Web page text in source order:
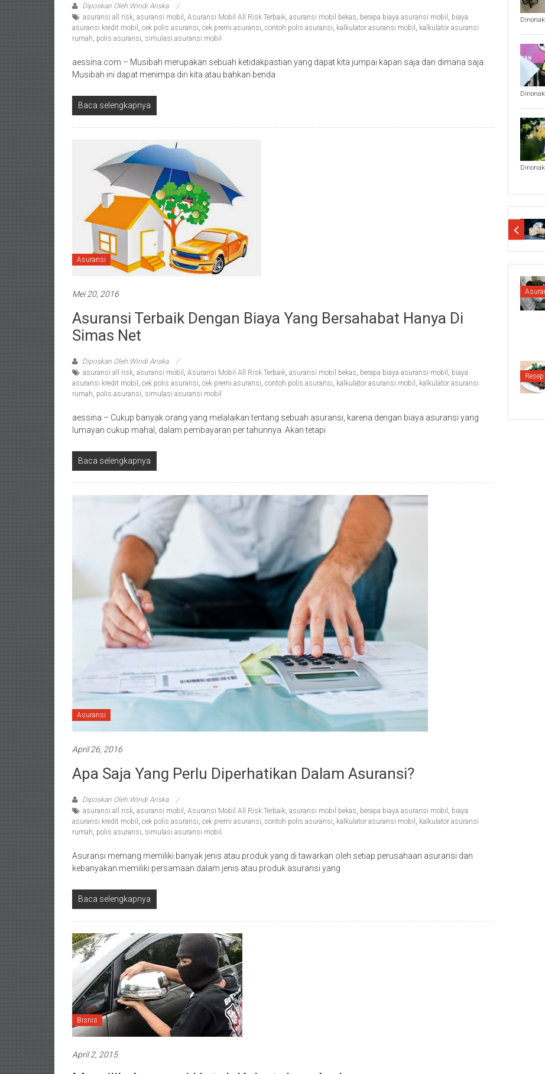
Diposkan Oleh:Windi Ariska
asuransi all risk asuransi mobil Asuransi Mobil All Risk Terbaik asuransi mobil bekas berapa biaya asuransi mobil
biaya
asuransi kredit mobil
cek polis asuransi cek premi asuransi contoh polis asuransi kalkulator asuransi mobil
kalkulator asuransi
rumah polis asuransi simulasi asuransi mobil
aessina.com – Musibah merupakan sebuah ketidakpastian yang dapat kita jumpai kapan saja dan dimana saja.
Musibah ini dapat menimpa diri kita atau bahkan benda
Baca selengkapnya
Asuransi
Mei 20, 2016
Asuransi Terbaik Dengan Biaya Yang Bersahabat Hanya Di
Simas Net
Diposkan Oleh:Windi Ariska
asuransi all risk asuransi mobil Asuransi Mobil All Risk Terbaik asuransi mobil bekas berapa biaya asuransi mobil
biaya
asuransi kredit mobil
cek polis asuransi cek premi asuransi contoh polis asuransi kalkulator asuransi mobil
kalkulator asuransi
rumah polis asuransi simulasi asuransi mobil
aessina – Cukup banyak orang yang melalaikan tentang sebuah asuransi, karena dengan biaya asuransi yang
lumayan cukup mahal, dalam pembayaran per tahunnya. Akan tetapi
Baca selengkapnya
Asuransi
April 26, 2016
Apa Saja Yang Perlu Diperhatikan Dalam Asuransi?
Diposkan Oleh:Windi Ariska
asuransi all risk, asuransi mobil , Asuransi Mobil All Risk Terbaik, asuransi mobil bekas, berapa biaya asuransi mobil , biaya
asuransi kredit mobil , cek polis asuransi, cek premi asuransi, contoh polis asuransi, kalkulator asuransi mobil , kalkulator asuransi
rumah, polis asuransi, simulasi asuransi mobil
Asuransi memang memiliki banyak jenis atau produk yang di tawarkan oleh setiap perusahaan asuransi dan
kebanyakan memiliki persamaan dalam jenis atau produk asuransi yang
Baca selengkapnya
Bisnis
April 2, 2015
Resep